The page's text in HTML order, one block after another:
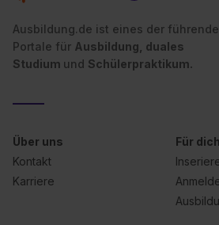
Ausbildung.de ist eines der
Portale für Ausbildung, duales
Studium und Schülerpraktikum.
Über uns
Kontakt
Karriere
Für dich